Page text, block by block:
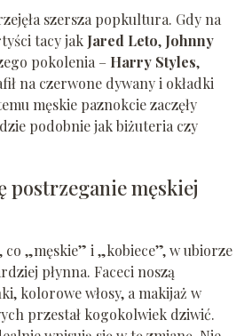
szersza popkultura. Gdy na
tacy jak Jared Leto, Johnny
pokolenia – Harry Styles,
na czerwone dywany i okładki
męskie paznokcie zaczęły
podobnie jak biżuteria czy
postrzeganie męskiej
„męskie” i „kobiece”, w ubiorze
płynna. Faceci noszą
kolorowe włosy, a makijaż w
przestał kogokolwiek dziwić.